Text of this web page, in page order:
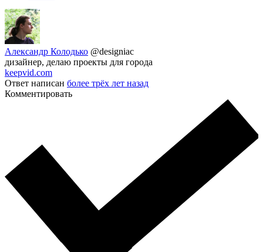
Александр Колодько @designiac
дизайнер, делаю проекты для города
keepvid.com
Ответ написан более трёх лет назад
Комментировать